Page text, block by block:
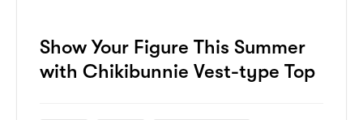
Show Your Figure This Summer
with Chikibunnie Vest-type Top